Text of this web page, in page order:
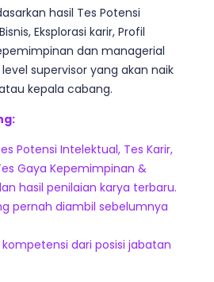
hasil Tes Potensi
Eksplorasi karir, Profil
dan managerial
supervisor yang akan naik
kepala cabang.
Potensi Intelektual, Tes Karir,
Gaya Kepemimpinan &
hasil penilaian karya terbaru.
pernah diambil sebelumnya
dari posisi jabatan